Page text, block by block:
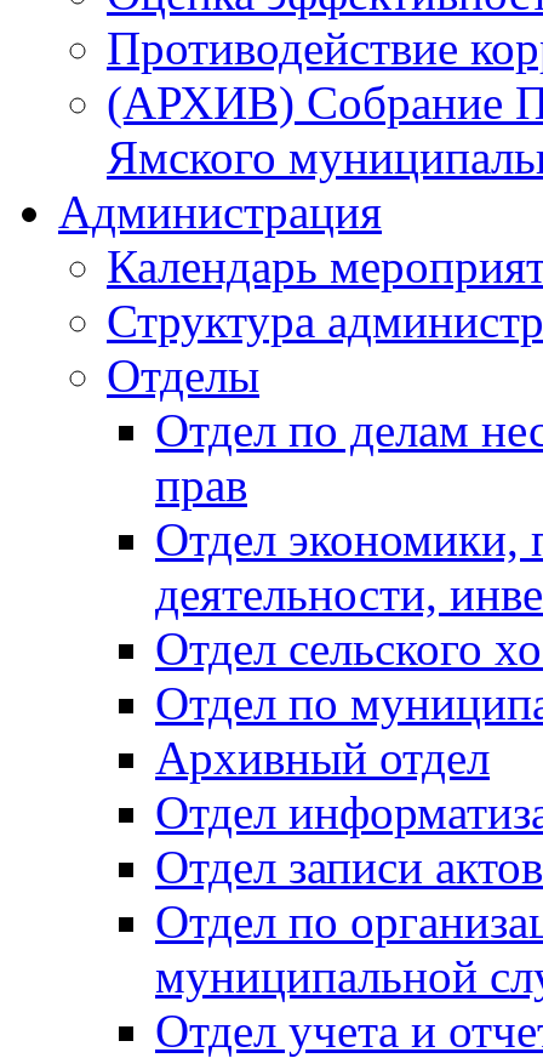
Противодействие
(АРХИВ) Собрание
Ямского
Администрация
Календарь
Структура
Отделы
Отдел по делам
прав
Отдел экономики,
деятельности,
Отдел сельского
Отдел по
Архивный отдел
Отдел
Отдел записи
Отдел по
муниципальной
Отдел учета и